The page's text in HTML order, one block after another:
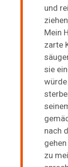
und
Mein
zarte
sie
nach
zu